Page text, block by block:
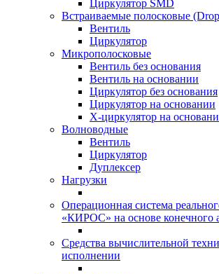
Циркулятор SMD
Встраиваемые полосковые
Вентиль
Циркулятор
Микрополосковые
Вентиль без основания
Вентиль на основании
Циркулятор без основания
Циркулятор на основании
Х-циркулятор на
Волноводные
Вентиль
Циркулятор
Дуплексер
Нагрузки
Операционная система
«КИРОС» на основе конечного
Средства вычислительной
исполнении